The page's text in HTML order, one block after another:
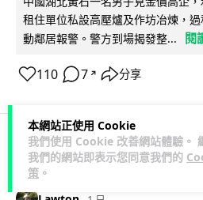
本網站正使用 Cookie
我們使用 Cookie 改善網站體驗。
我們的網站即表示您同意我們的
策 。
租住單位私設高壓爐及作坊冶煉，
動鄰居報警。警方到場揭發整...
閱
110 7 ↗ 分享
3C科技 流動音樂